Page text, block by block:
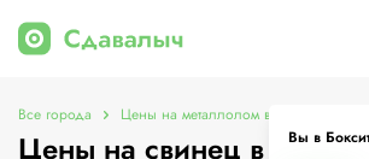
Вы в
Все города Цены на металлолом в Бокситогорске
Цены на свинец в